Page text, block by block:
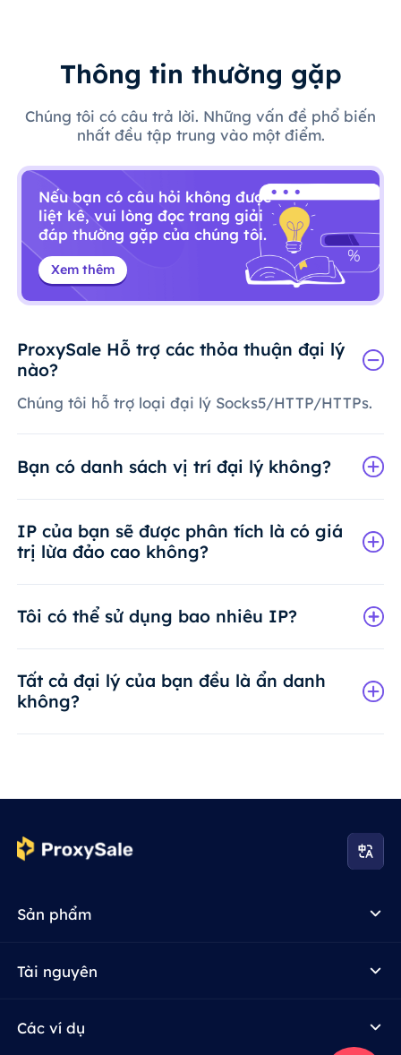
Thông tin thường gặp
Chúng tôi có câu trả lời. Những vấn đề phổ biến
nhất đều tập trung vào một điểm.
Nếu bạn có câu hỏi không được
liệt kê, vui lòng đọc trang giải
đáp thường gặp của chúng tôi.
Xem thêm
ProxySale Hỗ trợ các thỏa thuận đại lý
nào?
Chúng tôi hỗ trợ loại đại lý Socks5/HTTP/HTTPs.
Bạn có danh sách vị trí đại lý không?
IP của bạn sẽ được phân tích là có giá
trị lừa đảo cao không?
Tôi có thể sử dụng bao nhiêu IP?
Tất cả đại lý của bạn đều là ẩn danh
không?
Sản phẩm
Tài nguyên
Các ví dụ